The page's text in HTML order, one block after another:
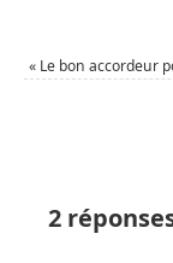
« Le bon accordeur
2